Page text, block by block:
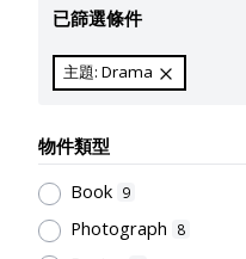
已篩選條件
主題: Drama
物件類型
Book 9
Photograph 8